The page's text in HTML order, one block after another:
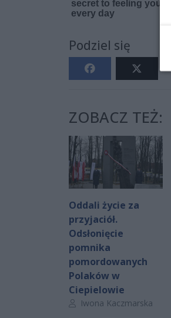
Podziel się
ZOBACZ TEŻ:
Oddali życie za
przyjaciół.
Odsłonięcie
pomnika
pomordowanych
Polaków w
Ciepielowie
Autor artykułu:
Iwona Kaczmarska